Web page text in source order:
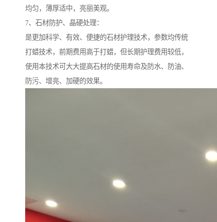
均匀，薄厚适中，亮丽美观。
7、石材防护、晶硬处理：
是更加科学、有效、便捷的石材护理技术，参数均传统
打蜡技术，前期费用高于打蜡，但长期护理费用较低，
使用本技术可大大提高石材的使用寿命及防水、防油、
防污、增亮、加硬的效果。